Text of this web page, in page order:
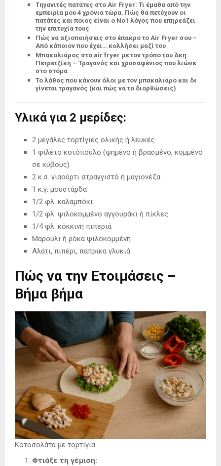
Tηγανιτές πατάτες στο Air Fryer: Τι έμαθα από την
εμπειρία μου 4 χρόνια τώρα. Πώς θα πετύχουν οι
πατάτες και ποιος είναι ο Νο1 λόγος που επηρεάζει
την επιτυχία τους
Πώς να αξιοποιήσεις στο έπακρο το Air Fryer σου –
Από κάποιον που έχει… κολλήσει μαζί του
Μπακαλιάρος στο air fryer με τον τρόπο του Άκη
Πετρετζίκη – Τραγανός και χρυσαφένιος που λιώνει
στο στόμα
Το λάθος που κάνουν όλοι με τον μπακαλιάρο και δεν
γίνεται τραγανός (και πώς να το διορθώσεις)
Υλικά για 2 μερίδες:
2 μεγάλες τορτίγιες ολικής ή λευκές
1 φιλέτο κοτόπουλο (ψημένο ή βρασμένο, κομμένο
σε κύβους)
2 κ.σ. γιαούρτι στραγγιστό ή μαγιονέζα
1 κ.γ. μουστάρδα
1/2 φλ. καλαμπόκι
1/2 φλ. ψιλοκομμένο αγγουράκι ή πίκλες
1/4 φλ. κόκκινη πιπεριά
Μαρούλι ή ρόκα ψιλοκομμένη
Αλάτι, πιπέρι, πάπρικα γλυκιά
Πώς να την Ετοιμάσεις –
Βήμα βήμα
Κοτοσολάτα με τορτίγια
Φτιάξε τη γέμιση: